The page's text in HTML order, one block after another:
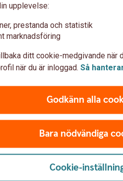
och kanske finns det vissa delar
släkten. Då kan det vara klokt
det här i en tid när allt handlar
gjort, säger Madelén.
av alla gemensamma tillgångar,
upplevelse:
prestanda och statistik
marknadsföring
ditt cookie-medgivande när
när du är inloggad. Så
Godkänn alla
Bara nödvändiga
Cookie-